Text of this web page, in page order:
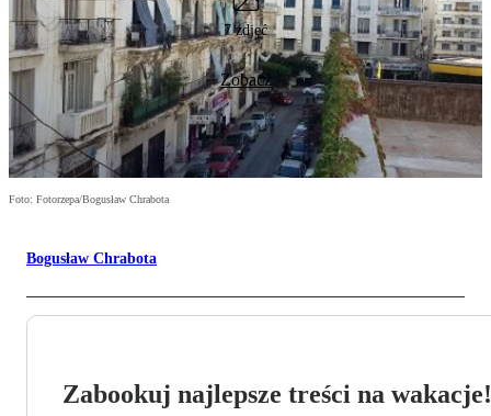
7 zdjęć
Zobacz
Foto: Fotorzepa/Bogusław Chrabota
Bogusław Chrabota
Zabookuj najlepsze treści na wakacje!